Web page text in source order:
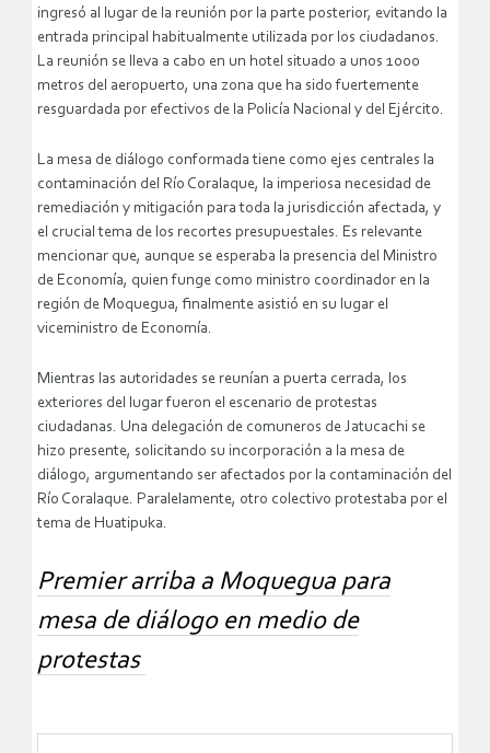
ingresó al lugar de la reunión por la parte posterior, evitando la
entrada principal habitualmente utilizada por los ciudadanos.
La reunión se lleva a cabo en un hotel situado a unos 1000
metros del aeropuerto, una zona que ha sido fuertemente
resguardada por efectivos de la Policía Nacional y del Ejército.
La mesa de diálogo conformada tiene como ejes centrales la
contaminación del Río Coralaque, la imperiosa necesidad de
remediación y mitigación para toda la jurisdicción afectada, y
el crucial tema de los recortes presupuestales. Es relevante
mencionar que, aunque se esperaba la presencia del Ministro
de Economía, quien funge como ministro coordinador en la
región de Moquegua, finalmente asistió en su lugar el
viceministro de Economía.
Mientras las autoridades se reunían a puerta cerrada, los
exteriores del lugar fueron el escenario de protestas
ciudadanas. Una delegación de comuneros de Jatucachi se
hizo presente, solicitando su incorporación a la mesa de
diálogo, argumentando ser afectados por la contaminación del
Río Coralaque. Paralelamente, otro colectivo protestaba por el
tema de Huatipuka.
Premier arriba a Moquegua para
mesa de diálogo en medio de
protestas